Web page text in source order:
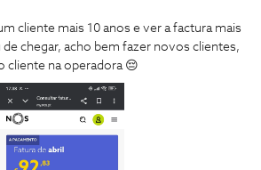
cliente mais 10 anos e ver a factura mais
de chegar, acho bem fazer novos clientes,
cliente na operadora 😔